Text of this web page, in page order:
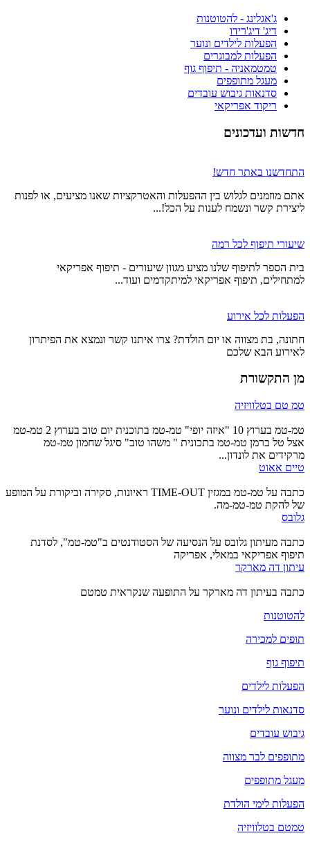
ג'אגלינג - להטוטנות
דיג' דיג'רידו
הפעלות לילדים ונוער
הפעלות למבוגרים
טמטמאניה - תיפוף גוף
מעגל מתופפים
סדנאות גיבוש עובדים
ריקוד אפריקאי
חדשות ועדכונים
התחדשנו באתר חדש!
אתם מוזמנים לגלוש בין ההפעלות והאטרקציות שאנו מציעים, או לפנות
ליצירת קשר ונשמח לענות על הכל!...
שיעורי תיפוף לכל רמה
בית הספר לתיפוף שלנו מציע מגוון שיעורים - תיפוף אפריקאי
למתחילים, תיפוף אפריקאי למיתקדמים ועוד...
הפעלות לכל אירוע
חתונה, בת מצווה או יום הולדת? צרו איתנו קשר ונמצא את הפיתרון
לאירוע הבא שלכם
מן התקשורת
טמ טם בטלוויזיה
טמ-טמ בערוץ 10 "איזה יופי" טמ-טמ בתוכנית יום טוב בערוץ 2 טמ-טמ
אצל טל ברמן טמ-טמ בתכונית " משהו טוב" סיגל שחמון טמ-טמ
מרקידים את לונדון...
טיים אאוט
כתבה על טמ-טמ במגזין TIME-OUT ראיונות, סקירה וביקורת על המופע
של להקת טמ-טמ-מה.
גלובס
כתבה מעיתון גלובס על הנסיעה של הסטודנטים ב"טמ-טמ", לסדנת
תיפוף אפריקאי במאלי, אפריקה
עיתון דה מארקר
כתבה בעיתון דה מארקר על התופעה שנקראית טמטם
להטוטנות
תופים למכירה
תיפוף גוף
הפעלות לילדים
סדנאות לילדים ונוער
גיבוש עובדים
מתופפים לבר מצווה
מעגל מתופפים
הפעלות לימי הולדת
טמטם בטלוויזיה